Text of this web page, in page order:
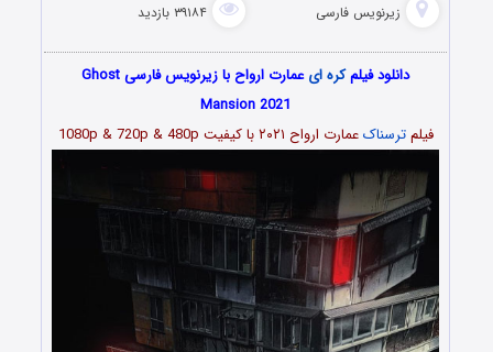
زیرنویس فارسی ۳۹۱۸۴ بازدید
دانلود فیلمکره ای
عمارت ارواح با زیرنویس فارسی Ghost
Mansion 2021
فیلمترسناکعمارت ارواح ۲۰۲۱ با کیفیت 1080p & 720p & 480p